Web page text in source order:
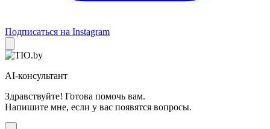
Подписаться на Instagram
AI-консультант
Здравствуйте! Готова помочь вам.
Напишите мне, если у вас появятся вопросы.